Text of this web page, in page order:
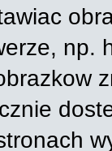
np.